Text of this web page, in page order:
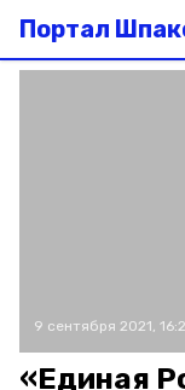
Портал
9 сентября 2021,
«Единая